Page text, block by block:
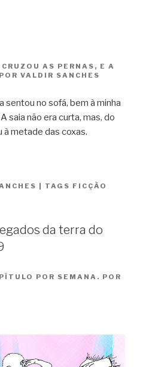
AS PERNAS, E A
VALDIR SANCHES
sentou no sofá, bem à minha
saia não era curta, mas, do
à metade das coxas.
TAGS FICÇÃO
da terra do
POR SEMANA. POR